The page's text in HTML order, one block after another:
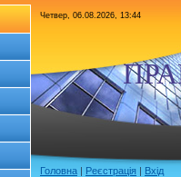
Четвер, 06.08.2026, 13:44
Головна | Реєстрація | Вхід